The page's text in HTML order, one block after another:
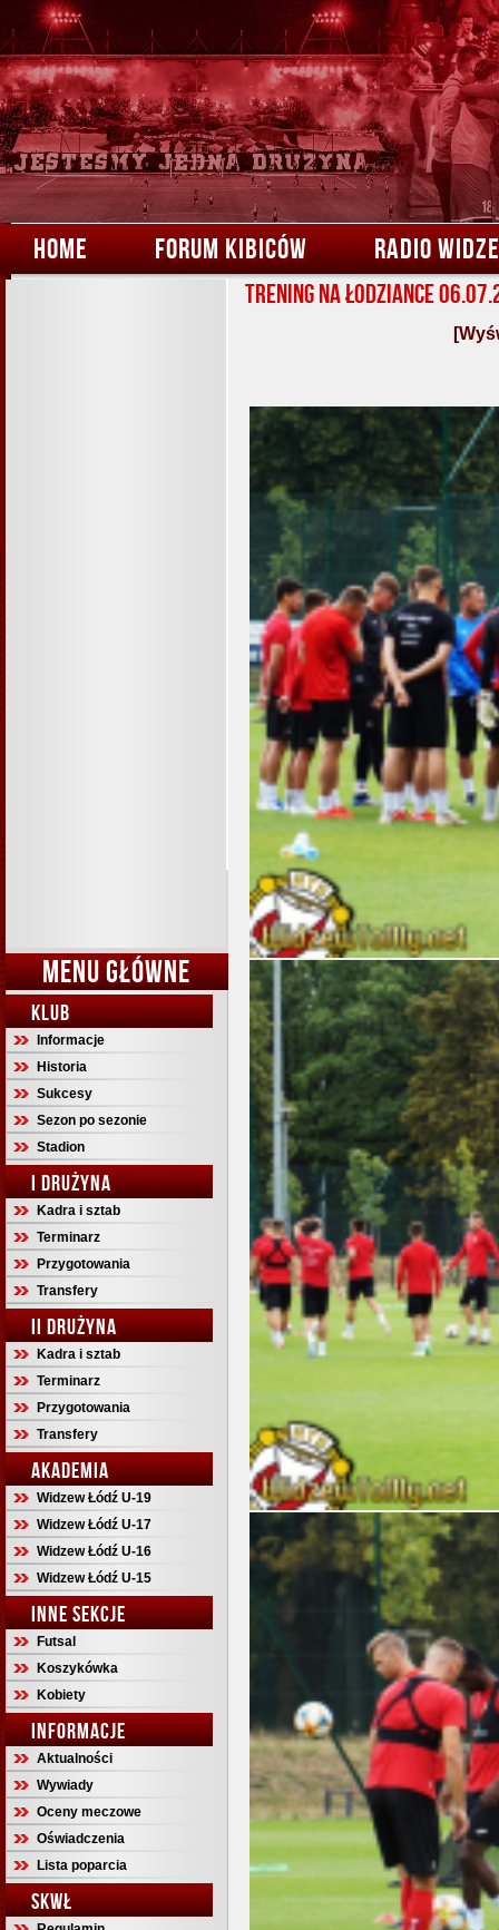
HOME FORUM KIBICÓW RADIO
MENU GŁÓWNE
KLUB
Informacje
Historia
Sukcesy
Sezon po sezonie
Stadion
I DRUŻYNA
Kadra i sztab
Terminarz
Przygotowania
Transfery
II DRUŻYNA
Kadra i sztab
Terminarz
Przygotowania
Transfery
AKADEMIA
Widzew Łódź U-19
Widzew Łódź U-17
Widzew Łódź U-16
Widzew Łódź U-15
INNE SEKCJE
Futsal
Koszykówka
Kobiety
INFORMACJE
Aktualności
Wywiady
Oceny meczowe
Oświadczenia
Lista poparcia
SKWŁ
Trening na Łodziance